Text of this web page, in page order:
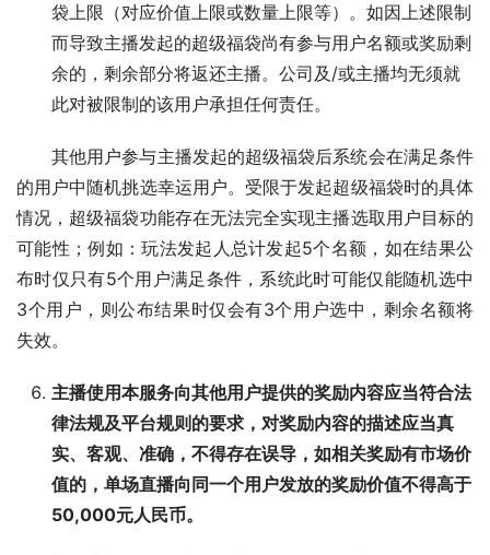
袋上限（对应价值上限或数量上限等）。如因上述限制
而导致主播发起的超级福袋尚有参与用户名额或奖励剩
余的，剩余部分将返还主播。公司及/或主播均无须就
此对被限制的该用户承担任何责任。
其他用户参与主播发起的超级福袋后系统会在满足条件
的用户中随机挑选幸运用户。受限于发起超级福袋时的具体
情况，超级福袋功能存在无法完全实现主播选取用户目标的
可能性；例如：玩法发起人总计发起5个名额，如在结果公
布时仅只有5个用户满足条件，系统此时可能仅能随机选中
3个用户，则公布结果时仅会有3个用户选中，剩余名额将
失效。
主播使用本服务向其他用户提供的奖励内容应当符合法
律法规及平台规则的要求，对奖励内容的描述应当真
实、客观、准确，不得存在误导，如相关奖励有市场价
值的，单场直播向同一个用户发放的奖励价值不得高于
50,000元人民币。